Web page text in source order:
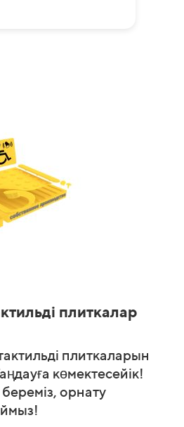
плиткалар
плиткаларын
көмектесейік!
береміз, орнату